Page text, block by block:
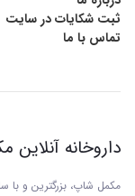
ثبت شکایات در سایت
تماس با ما
داروخانه
مکمل شاپ، بزرگترین و با